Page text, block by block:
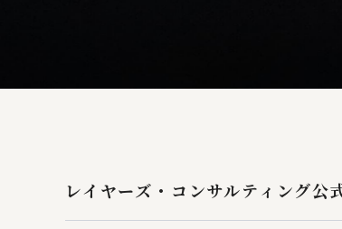
レイヤーズ・コンサルティング公